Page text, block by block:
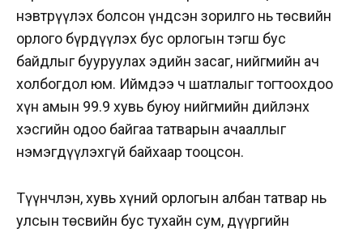
нэвтрүүлэх болсон үндсэн зорилго нь төсвийн
орлого бүрдүүлэх бус орлогын тэгш бус
байдлыг бууруулах эдийн засаг, нийгмийн ач
холбогдол юм. Иймдээ ч шатлалыг тогтоохдоо
хүн амын 99.9 хувь буюу нийгмийн дийлэнх
хэсгийн одоо байгаа татварын ачааллыг
нэмэгдүүлэхгүй байхаар тооцсон.
Түүнчлэн, хувь хүний орлогын албан татвар нь
улсын төсвийн бус тухайн сум, дүүргийн